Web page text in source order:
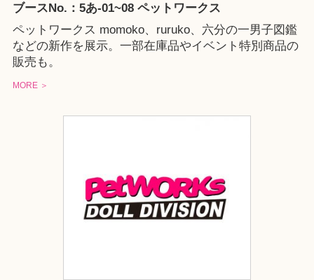
ブースNo.：5あ-01~08 ペットワークス
ペットワークス momoko、 ruruko、 六分の一男子図鑑
などの新作を展示。一部在庫品やイベント特別商品の
販売も。
MORE ＞